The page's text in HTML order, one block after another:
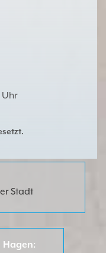
Uhr
Stadt
Hagen: